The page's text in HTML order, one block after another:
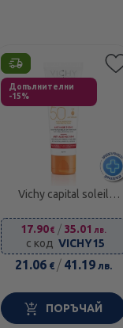
Етикети
Допълнителни
-15%
Vichy capital soleil
бръчки за лице 50 мл
585231
17.90€ / 35.01 лв.
с код VICHY15
21.06€ / 41.19лв.
ПОРЪЧАЙ